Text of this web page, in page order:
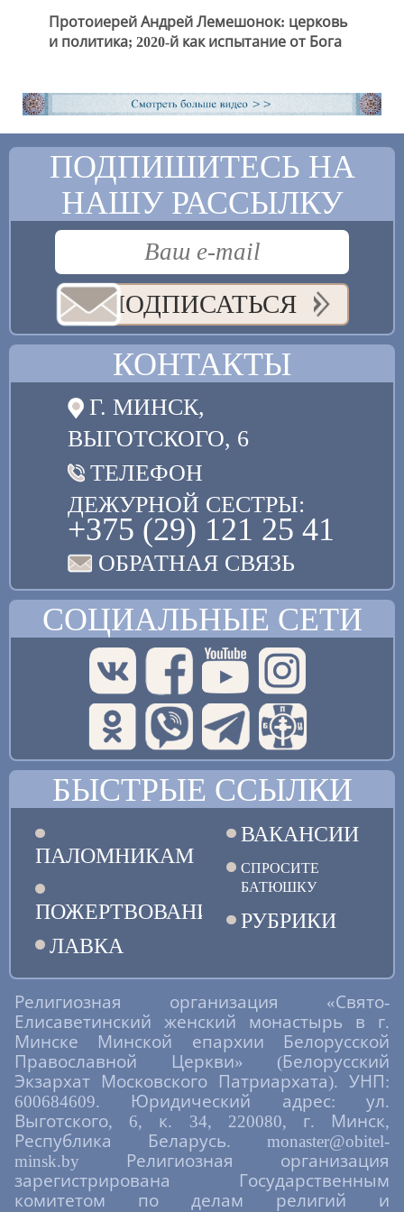
Протоиерей Андрей Лемешонок: церковь
и политика; 2020-й как испытание от Бога
ПОДПИШИТЕСЬ НА
НАШУ РАССЫЛКУ
ПОДПИСАТЬСЯ
КОНТАКТЫ
Г. МИНСК,
ВЫГОТСКОГО, 6
ТЕЛЕФОН
ДЕЖУРНОЙ СЕСТРЫ:
+375 (29) 121 25 41
ОБРАТНАЯ СВЯЗЬ
СОЦИАЛЬНЫЕ СЕТИ
БЫСТРЫЕ ССЫЛКИ
ПАЛОМНИКАМ
ПОЖЕРТВОВАНИЯ
ЛАВКА
ВАКАНСИИ
СПРОСИТЕ
БАТЮШКУ
РУБРИКИ
Религиозная организация «Свято-
Елисаветинский женский монастырь в г.
Минске Минской епархии Белорусской
Православной Церкви» (Белорусский
Экзархат Московского Патриархата). УНП:
600684609. Юридический адрес: ул.
Выготского, 6, к. 34, 220080, г. Минск,
Республика Беларусь. monaster@obitel-
minsk.by Религиозная организация
зарегистрирована Государственным
комитетом по делам религий и